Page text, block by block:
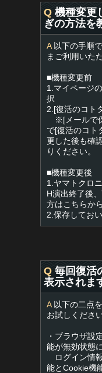
Q 機種変更
ぎの方法を
A以下の手順
まご利用いた
■機種変更前
1.マイページ
択
2.[復活のコト
※[メールで
で[復活のコト
更した後も確
りください。
■機種変更後
1.ヤマトクロ
H演出終了後
方はこちらか
2.保存してお
Q 毎回復活
表示されま
A以下の二点
お試しくださ
・ブラウザ設
能が無効状態
ログイン情
能とCookie機